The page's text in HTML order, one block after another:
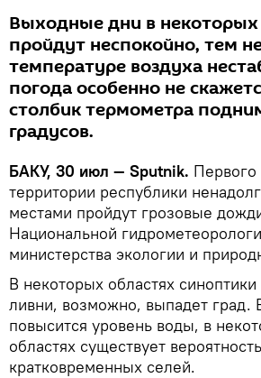
Выходные дни в некоторых
пройдут неспокойно, тем
температуре воздуха
погода особенно не
столбик термометра
градусов.
БАКУ, 30 июл — Sputnik. Первого
территории республики
местами пройдут грозовые
Национальной
министерства экологии и
В некоторых областях
ливни, возможно, выпадет град.
повысится уровень воды, в
областях существует
кратковременных селей.